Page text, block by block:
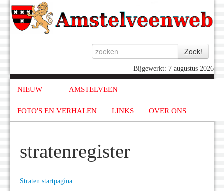
Bijgewerkt: 7 augustus 2026
NIEUW AMSTELVEEN
FOTO'S EN VERHALEN LINKS OVER ONS
stratenregister
Straten startpagina